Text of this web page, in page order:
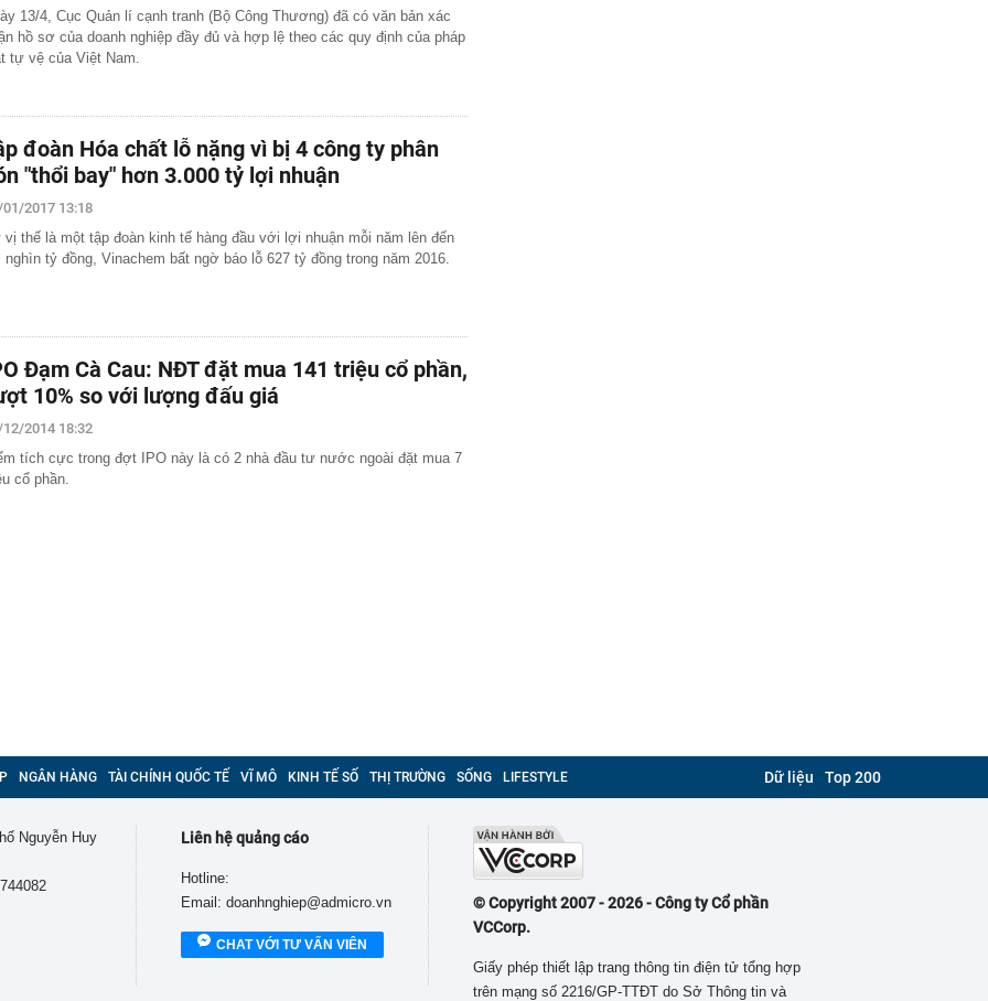
13/4, Cục Quản lí cạnh tranh (Bộ Công Thương) đã có văn bản xác
hồ sơ của doanh nghiệp đầy đủ và hợp lệ theo các quy định của pháp
tự vệ của Việt Nam.
đoàn Hóa chất lỗ nặng vì bị 4 công ty phân
"thổi bay" hơn 3.000 tỷ lợi nhuận
01/2017 13:18
vị thế là một tập đoàn kinh tế hàng đầu với lợi nhuận mỗi năm lên đến
nghìn tỷ đồng, Vinachem bất ngờ báo lỗ 627 tỷ đồng trong năm 2016.
Đạm Cà Cau: NĐT đặt mua 141 triệu cổ phần,
10% so với lượng đấu giá
2014 18:32
tích cực trong đợt IPO này là có 2 nhà đầu tư nước ngoài đặt mua 7
cổ phần.
NGÂN HÀNG TÀI CHÍNH QUỐC TẾ VĨ MÔ KINH TẾ SỐ THỊ TRƯỜNG SỐNG LIFESTYLE Dữ liệu Top 200
Nguyễn Huy
Liên hệ quảng cáo
Hotline:
Email: doanhnghiep@admicro.vn
CHAT VỚI TƯ VẤN VIÊN
© Copyright 2007 - 2026 - Công ty Cổ phần
VCCorp.
Giấy phép thiết lập trang thông tin điện tử tổng hợp
trên mạng số 2216/GP-TTĐT do Sở Thông tin và